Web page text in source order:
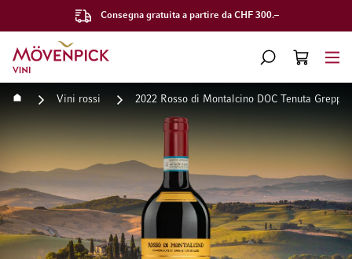
Consegna gratuita a partire da CHF 300.–
Vai alla Home Page
CERCA
CART
Home Vini rossi 2022 Rosso di Montalcino DOC Tenuta
Vai alla fine della galleria di immagini